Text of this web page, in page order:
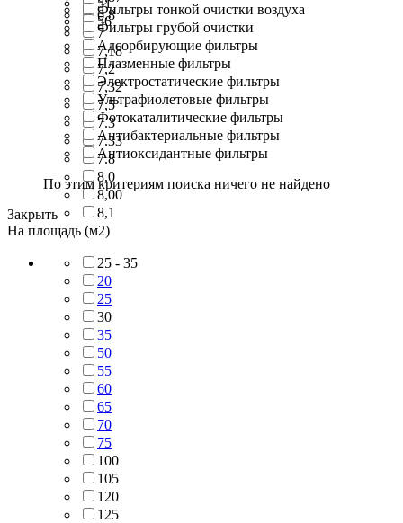
6.8
7
7,18
7,2
7,32
7,5
7.3
7.33
7.8
8,0
8,00
8,1
56
Фильтры тонкой очистки воздуха
Фильтры грубой очистки
Адсорбирующие фильтры
Плазменные фильтры
Электростатические фильтры
Ультрафиолетовые фильтры
Фотокаталитические фильтры
Антибактериальные фильтры
Антиоксидантные фильтры
По этим критериям поиска ничего не найдено
Закрыть
На площадь (м2)
25 - 35
20
25
30
35
50
55
60
65
70
75
100
105
120
125